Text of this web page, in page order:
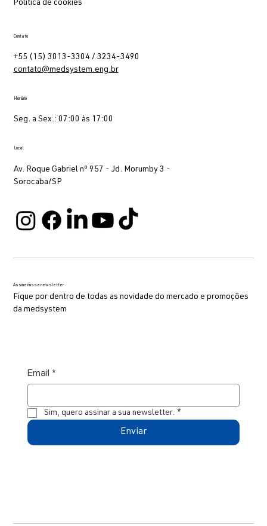
Política de cookies
Contato
+55 (15) 3013-3304 / 3234-3490
contato@medsystem.eng.br
Horário
Seg. a Sex.: 07:00 às 17:00
Local
Av. Roque Gabriel nº 957 - Jd. Morumby 3 -
Sorocaba/SP
Assine nossa newsletter
Fique por dentro de todas as novidade do mercado e promoções
da medsystem
Email *
Sim, quero assinar a sua newsletter. *
Enviar